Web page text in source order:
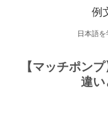
例
日本語を
【マッチポン
違い